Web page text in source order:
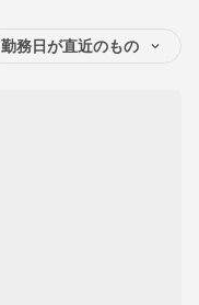
勤務日が直近のもの